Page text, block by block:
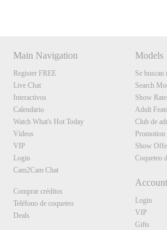
Main Navigation
Register FREE
Live Chat
Interactivos
Calendario
Watch What's Hot Today
Vídeos
VIP
Login
Cam2Cam Chat
Comprar créditos
Teléfono de coqueteo
Deals
Models
Se buscan
Search
Show
Adult
Club de
Promotion
Show
Coqueteo
Login
VIP
Gifts
120